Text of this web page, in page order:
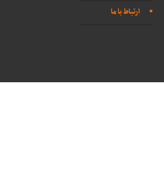
ارتباط با ما